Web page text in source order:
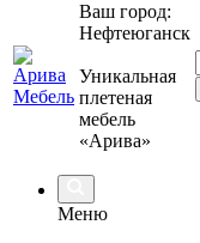
Ваш город:
Нефтеюганск
Уникальная
плетеная
мебель
«Арива»
Меню